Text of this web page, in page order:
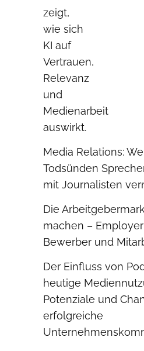
Media Relations:
Todsünden
mit Journalisten
Die
machen –
Bewerber und
Der Einfluss von
heutige
Potenziale und
erfolgreiche